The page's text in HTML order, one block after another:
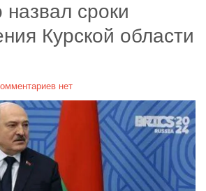
сроки
Курской области
нет